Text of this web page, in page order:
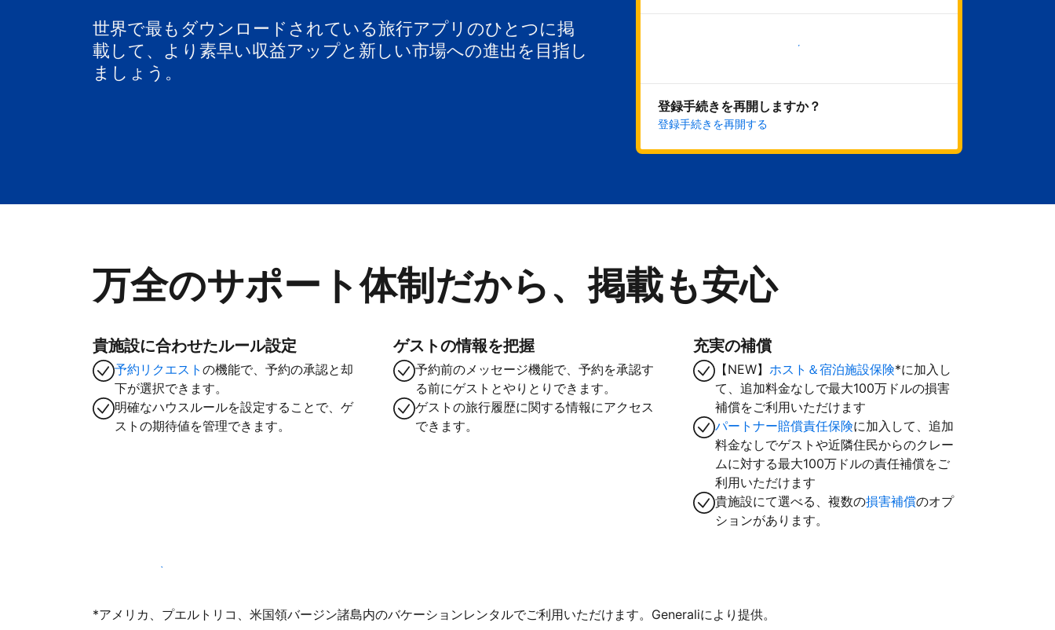
旅館
世界で最もダウンロードされている旅行アプリのひとつに掲
載して、より素早い収益アップと新しい市場への進出を目指し
ましょう。
今すぐ始める
登録手続きを再開しますか？
登録手続きを再開する
万全のサポート体制だから、掲載も安心
貴施設に合わせたルール設定
予約リクエスト の機能で、予約の承認と却
下が選択できます。
明確なハウスルールを設定することで、ゲ
ストの期待値を管理できます。
ゲストの情報を把握
予約前のメッセージ機能で、予約を承認す
る前にゲストとやりとりできます。
ゲストの旅行履歴に関する情報にアクセス
できます。
充実の補償
【NEW】ホスト＆宿泊施設保険*に加入し
て、追加料金なしで最大100万ドルの損害
補償をご利用いただけます
パートナー賠償責任保険に加入して、追加
料金なしでゲストや近隣住民からのクレー
ムに対する最大100万ドルの責任補償をご
利用いただけます
貴施設にて選べる、複数の損害補償のオプ
ションがあります。
今すぐ掲載登録する
*アメリカ、プエルトリコ、米国領バージン諸島内のバケーションレンタルでご利用いただけます。Generaliにより提供。